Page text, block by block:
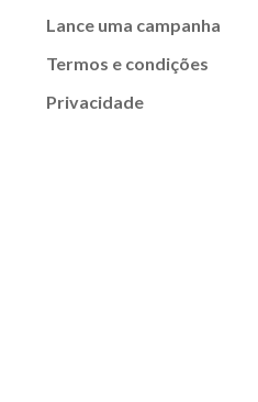
Lance uma campanha
Termos e condições
Privacidade